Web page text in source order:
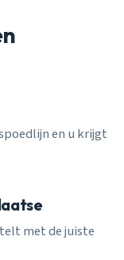
en u krijgt
met de juiste